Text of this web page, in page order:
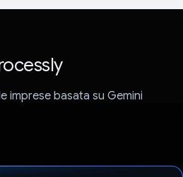
imprese basata su Gemini